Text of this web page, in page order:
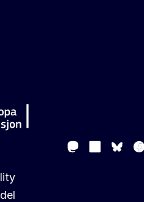
MastodonLinkedIn
Bluesky